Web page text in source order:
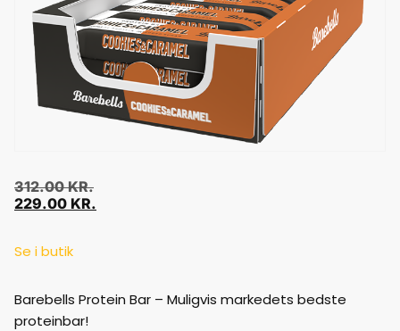
312.00KR.
229.00 KR.
Se i butik
Barebells Protein Bar – Muligvis markedets bedste
proteinbar!